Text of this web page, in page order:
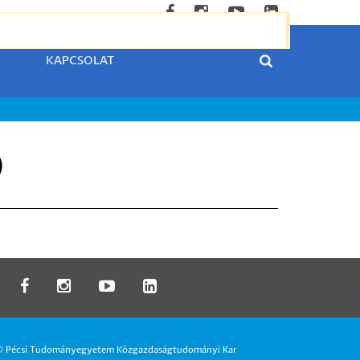
KAPCSOLAT
Pécsi Tudományegyetem Közgazdaságtudományi Kar